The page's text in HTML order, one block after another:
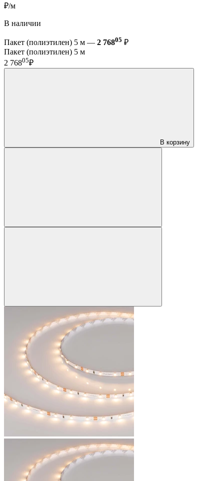
₽/м
В наличии
Пакет (полиэтилен) 5 м — 2 76805 ₽
Пакет (полиэтилен) 5 м
2 76805₽
В корзину